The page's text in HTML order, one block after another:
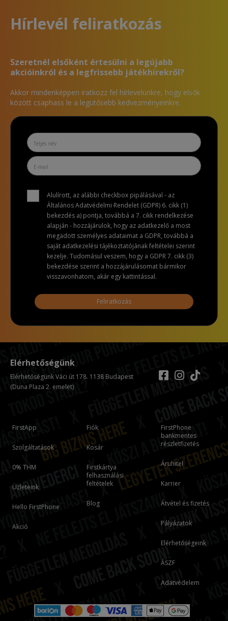
Hírlevél feliratkozás
Szeretnél elsőként értesülni a legújabb
akcióinkról és a legfrissebb játékhírekről?
Akkor mindenképpen iratkozz fel hírlevelünkre, hogy elsők
között csaphass le a legütősebb kedvezményeinkre.
Alulírott, az alábbi checkbox pipálásával - az
Általános Adatvédelmi Rendelet (GDPR) 6. cikk (1)
bekezdés a) pontja, továbbá a 7. cikk rendelkezése
alapján - hozzájárulok, hogy az adatkezelő a most
megadott személyes adataimat a GDPR, továbbá a
saját adatkezelési tájékoztatójának feltételei szerint
kezelje. Tudomásul veszem, hogy a GDPR 7. cikk (3)
bekezdése szerint a hozzájárulásomat bármikor
visszavonhatom, akár egy kattintással.
Feliratkozás
FirstApp
Szolgáltatások
0% THM
Üzleteink
Hello FirstPhone
Akció
Fiók
Kosár
Firstkártya
felhasználási
feltételek
Blog
FirstPhone
bankmentes
részletfizetés
Áruhitel
Karrier
Átvétel és fizetés
Pályázatok
Elérhetőségeink
ÁSZF
Adatvédelem
Elérhetőségünk
Elérhetőségünk Váci út 178. 1138 Budapest
(Duna Plaza 2. emelet)